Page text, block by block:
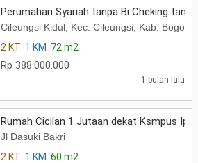
Perumahan Syariah tanpa Bi Cheking
Cileungsi Kidul, Kec. Cileungsi, Kab. Bogor,
2 KT 1 KM 72 m2
Rp 388.000.000
1 bulan lalu
Rumah Cicilan 1 Jutaan dekat Ksmpus Ipb
Jl Dasuki Bakri
2 KT 1 KM 60 m2